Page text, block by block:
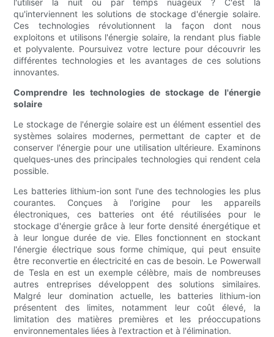
l'utiliser la nuit ou par temps nuageux ? C'est là
qu'interviennent les solutions de stockage d'énergie solaire.
Ces technologies révolutionnent la façon dont nous
exploitons et utilisons l'énergie solaire, la rendant plus fiable
et polyvalente. Poursuivez votre lecture pour découvrir les
différentes technologies et les avantages de ces solutions
innovantes.
Comprendre les technologies de stockage de l'énergie
solaire
Le stockage de l'énergie solaire est un élément essentiel des
systèmes solaires modernes, permettant de capter et de
conserver l'énergie pour une utilisation ultérieure. Examinons
quelques-unes des principales technologies qui rendent cela
possible.
Les batteries lithium-ion sont l'une des technologies les plus
courantes. Conçues à l'origine pour les appareils
électroniques, ces batteries ont été réutilisées pour le
stockage d'énergie grâce à leur forte densité énergétique et
à leur longue durée de vie. Elles fonctionnent en stockant
l'énergie électrique sous forme chimique, qui peut ensuite
être reconvertie en électricité en cas de besoin. Le Powerwall
de Tesla en est un exemple célèbre, mais de nombreuses
autres entreprises développent des solutions similaires.
Malgré leur domination actuelle, les batteries lithium-ion
présentent des limites, notamment leur coût élevé, la
limitation des matières premières et les préoccupations
environnementales liées à l'extraction et à l'élimination.